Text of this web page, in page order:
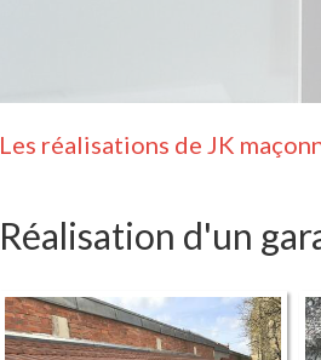
Les réalisations de JK
Réalisation d'un